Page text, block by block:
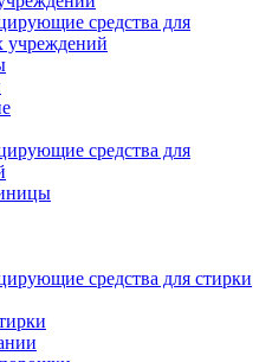
средства для
учреждений
средства для
средства для стирки